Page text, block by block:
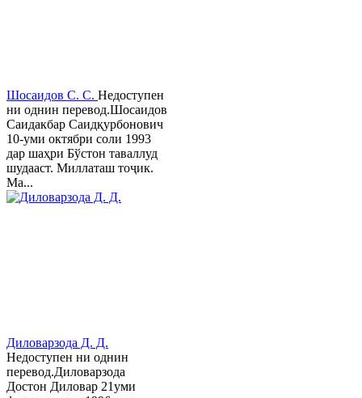
Шосаидов С. С. Недоступен
ни однин перевод.Шосаидов
Саидакбар Саидқурбонович
10-уми октябри соли 1993
дар шаҳри Бўстон таваллуд
шудааст. Миллаташ тоҷик.
Ма...
Диловарзода Д. Д.
Недоступен ни однин
перевод.Диловарзода
Достон Диловар 21уми